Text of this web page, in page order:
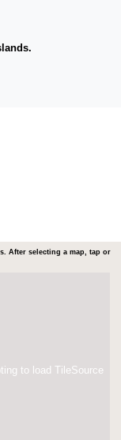
After selecting a map, tap or
to load TileSource